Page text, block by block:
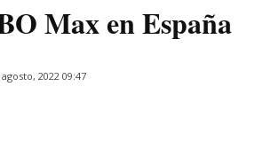
Max en España
2022 09:47